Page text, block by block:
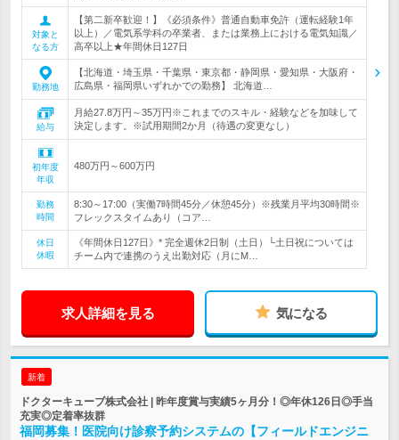
対象と
なる方
【第二新卒歓迎！】《必須条件》普通自動車免許（運転経験1年
以上）／電気系学科の卒業者、または業務上における電気知識／
高卒以上★年間休日127日
勤務地
【北海道・埼玉県・千葉県・東京都・静岡県・愛知県・大阪府・
広島県・福岡県いずれかでの勤務】 北海道…
給与
月給27.8万円～35万円※これまでのスキル・経験などを加味して
決定します。※試用期間2か月（待遇の変更なし）
初年度
年収
480万円～600万円
勤務
時間
8:30～17:00（実働7時間45分／休憩45分）※残業月平均30時間※
フレックスタイムあり（コア…
休日
休暇
《年間休日127日》* 完全週休2日制（土日）└土日祝については
チーム内で連携のうえ出勤対応（月にM…
求人詳細を見る 気になる
新着
ドクターキューブ株式会社 | 昨年度賞与実績5ヶ月分！◎年休126日◎手当
充実◎定着率抜群
福岡募集！医院向け診察予約システムの【フィールドエンジニ